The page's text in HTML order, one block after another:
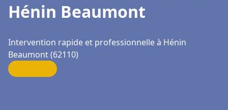
Hénin Beaumont
Intervention rapide et professionnelle à Hénin
Beaumont (62110)